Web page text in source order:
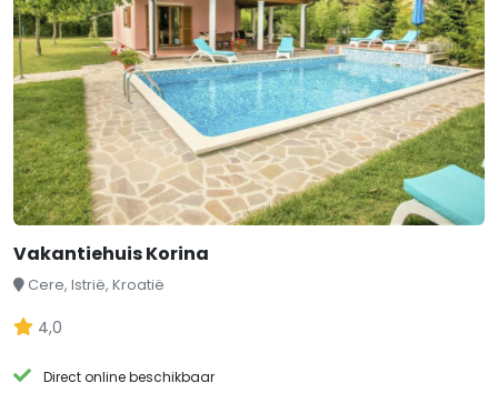
Vakantiehuis Korina
Cere, Istrië, Kroatië
4,0
Direct online beschikbaar